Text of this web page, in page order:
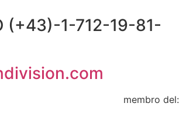
(+43)-1-712-19-81-
membro del: